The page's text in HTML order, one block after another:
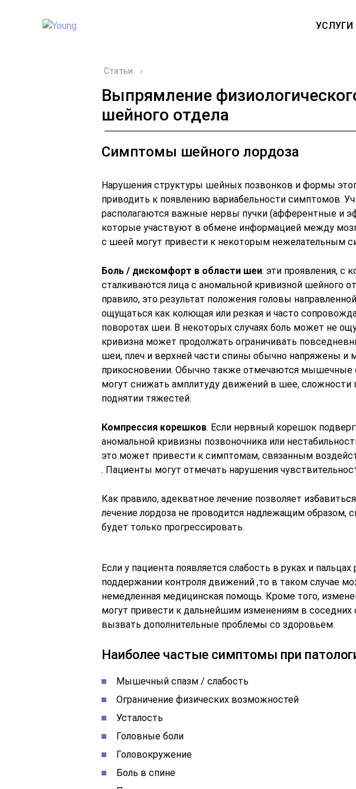
УСЛУГИ
Статьи ›
Выпрямление
шейного отдела
Симптомы шейного лордоза
Нарушения структуры шейных позвонков и формы
приводить к появлению вариабельности симптомов.
располагаются важные нервы пучки (афферентные и
которые участвуют в обмене информацией между
с шеей могут привести к некоторым нежелательным
Боль / дискомфорт в области шеи: эти проявления, с
сталкиваются лица с аномальной кривизной шейного
правило, это результат положения головы
ощущаться как колющая или резкая и часто
поворотах шеи. В некоторых случаях боль может не
кривизна может продолжать ограничивать
шеи, плеч и верхней части спины обычно напряжены и
прикосновении. Обычно также отмечаются
могут снижать амплитуду движений в шее, сложности
поднятии тяжестей.
Компрессия корешков. Если нервный корешок
аномальной кривизны позвоночника или
это может привести к симптомам, связанным
. Пациенты могут отмечать нарушения
Как правило, адекватное лечение позволяет
лечение лордоза не проводится надлежащим образом,
будет только прогрессировать.
Если у пациента появляется слабость в руках и
поддержании контроля движений ,то в таком случае
немедленная медицинская помощь. Кроме того,
могут привести к дальнейшим изменениям в соседних
вызвать дополнительные проблемы со здоровьем.
Наиболее частые симптомы при
Мышечный спазм / слабость
Ограничение физических возможностей
Усталость
Головные боли
Головокружение
Боль в спине